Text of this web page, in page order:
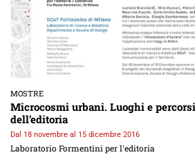
MOSTRE
Microcosmi urbani. Luoghi e
dell’editoria
Dal 18 novembre al 15 dicembre 2016
Laboratorio Formentini per l'editoria